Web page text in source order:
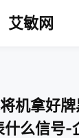
艾敏网
机拿好
什么信号-